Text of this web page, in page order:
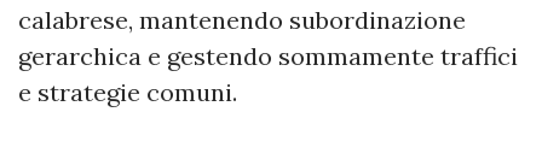
calabrese, mantenendo subordinazione
gerarchica e gestendo sommamente traffici
e strategie comuni.